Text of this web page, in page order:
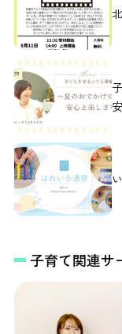
子育て関連サ